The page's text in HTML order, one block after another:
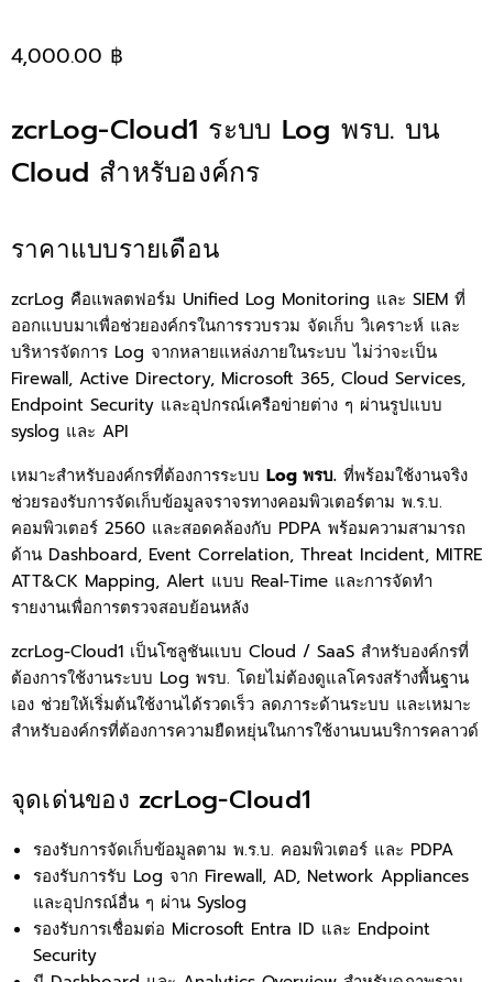
4,000.00 ฿
zcrLog-Cloud1 ระบบ Log พรบ. บน
Cloud สำหรับองค์กร
ราคาแบบรายเดือน
zcrLog คือแพลตฟอร์ม Unified Log Monitoring และ SIEM ที่
ออกแบบมาเพื่อช่วยองค์กรในการรวบรวม จัดเก็บ วิเคราะห์ และ
บริหารจัดการ Log จากหลายแหล่งภายในระบบ ไม่ว่าจะเป็น
Firewall, Active Directory, Microsoft 365, Cloud Services,
Endpoint Security และอุปกรณ์เครือข่ายต่าง ๆ ผ่านรูปแบบ
syslog และ API
เหมาะสำหรับองค์กรที่ต้องการระบบ Log พรบ. ที่พร้อมใช้งานจริง
ช่วยรองรับการจัดเก็บข้อมูลจราจรทางคอมพิวเตอร์ตาม พ.ร.บ.
คอมพิวเตอร์ 2560 และสอดคล้องกับ PDPA พร้อมความสามารถ
ด้าน Dashboard, Event Correlation, Threat Incident, MITRE
ATT&CK Mapping, Alert แบบ Real-Time และการจัดทำ
รายงานเพื่อการตรวจสอบย้อนหลัง
zcrLog-Cloud1 เป็นโซลูชันแบบ Cloud / SaaS สำหรับองค์กรที่
ต้องการใช้งานระบบ Log พรบ. โดยไม่ต้องดูแลโครงสร้างพื้นฐาน
เอง ช่วยให้เริ่มต้นใช้งานได้รวดเร็ว ลดภาระด้านระบบ และเหมาะ
สำหรับองค์กรที่ต้องการความยืดหยุ่นในการใช้งานบนบริการคลาวด์
จุดเด่นของ zcrLog-Cloud1
รองรับการจัดเก็บข้อมูลตาม พ.ร.บ. คอมพิวเตอร์ และ PDPA
รองรับการรับ Log จาก Firewall, AD, Network Appliances
และอุปกรณ์อื่น ๆ ผ่าน Syslog
รองรับการเชื่อมต่อ Microsoft Entra ID และ Endpoint
Security